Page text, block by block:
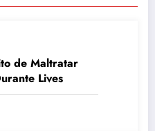
de Maltratar
Lives